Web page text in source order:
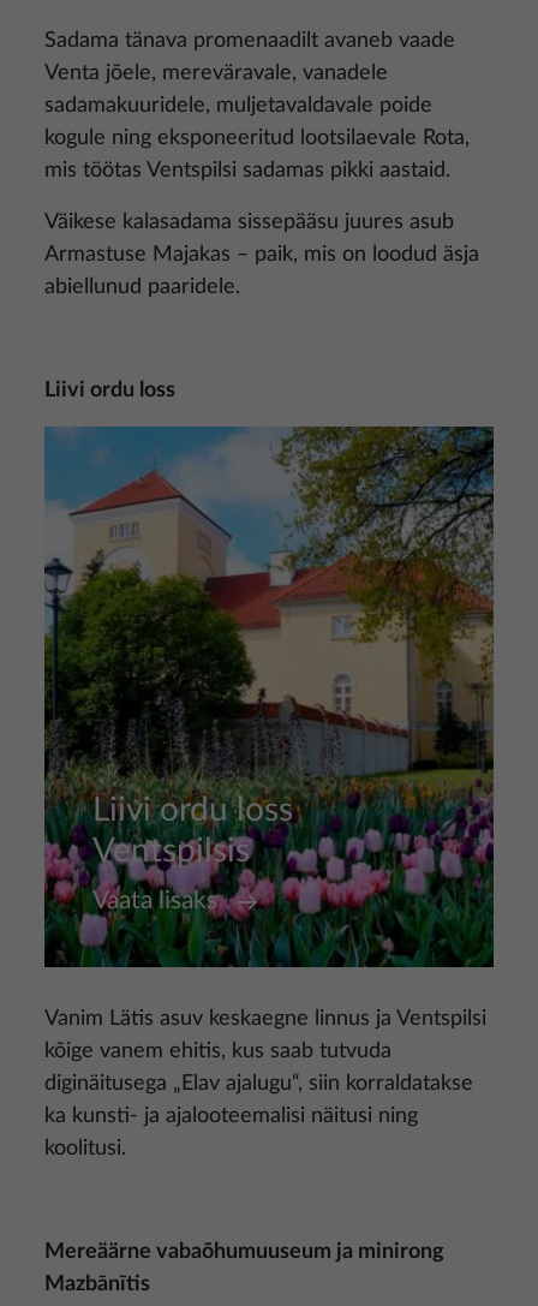
Sadama tänava promenaadilt avaneb vaade
Venta jõele, mereväravale, vanadele
sadamakuuridele, muljetavaldavale poide
kogule ning eksponeeritud lootsilaevale Rota,
mis töötas Ventspilsi sadamas pikki aastaid.
Väikese kalasadama sissepääsu juures asub
Armastuse Majakas – paik, mis on loodud äsja
abiellunud paaridele.
Liivi ordu loss
Liivi ordu loss
Ventspilsis
Vaata lisaks
Vanim Lätis asuv keskaegne linnus ja Ventspilsi
kõige vanem ehitis, kus saab tutvuda
diginäitusega „Elav ajalugu“, siin korraldatakse
ka kunsti- ja ajalooteemalisi näitusi ning
koolitusi.
Mereäärne vabaõhumuuseum ja minirong
Mazbānītis